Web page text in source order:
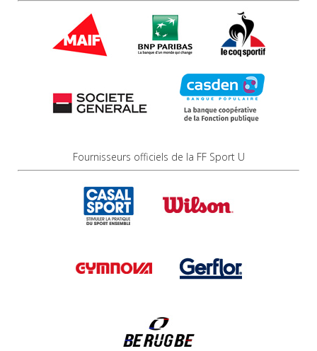
Fournisseurs officiels de la FF Sport U